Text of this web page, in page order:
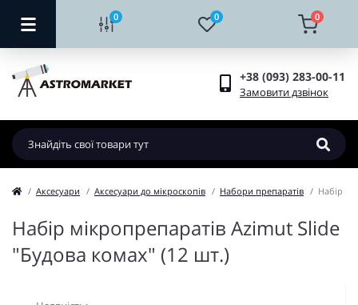
0 0 0
+38 (093) 283-00-11
Замовити дзвінок
Аксесуари Аксесуари до мікроскопів Набори препаратів Набір
Набір мікропрепаратів Azimut Slide
"Будова комах" (12 шт.)